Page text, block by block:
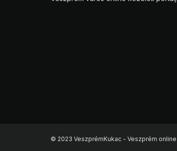
© 2023 VeszprémKukac - Veszprém